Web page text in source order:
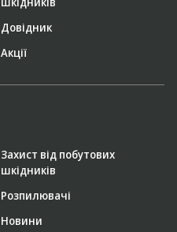
Довідник
Акції
Захист від побутових
шкідників
Розпилювачі
Новини